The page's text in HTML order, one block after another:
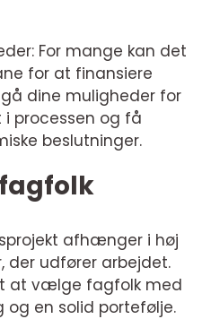
For mange kan det
for at finansiere
dine muligheder for
processen og få
beslutninger.
afhænger i høj
der udfører arbejdet.
at vælge fagfolk med
en solid portefølje.